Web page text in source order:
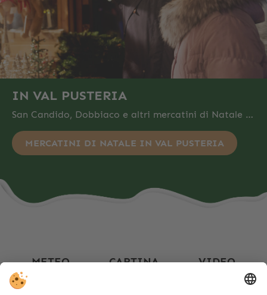
IN VAL PUSTERIA
San Candido, Dobbiaco e altri mercatini di Natale …
MERCATINI DI NATALE IN VAL PUSTERIA
METEO CARTINA VIDEO